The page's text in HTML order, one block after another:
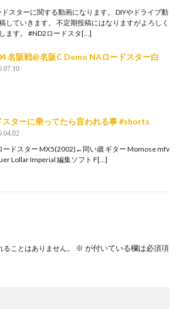
スターに関する動画になります。 DIYやドライブ動
していきます。 不定期投稿にはなりますがよろしく
ます。 #ND2ロードスタ[…]
名阪戦@名阪C Demo NAロードスター白
スターに乗ってたら言われる事 #shorts
ードスター MX5(2002)←同い歳 ギター Momose mfv
Lollar Imperial 編集ソフト F[…]
ことはありません。 ※ が付いている欄は必須項